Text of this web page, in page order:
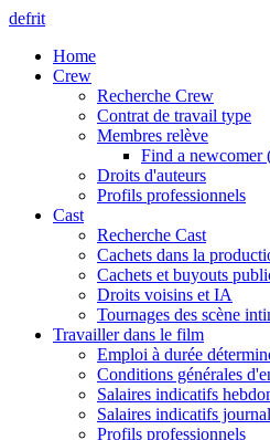
defrit
Home
Crew
Recherche Crew
Contrat de travail type
Membres relève
Find a newcomer
Droits d'auteurs
Profils professionnels
Cast
Recherche Cast
Cachets dans la
Cachets et buyouts
Droits voisins et IA
Tournages des scène
Travailler dans le film
Emploi à durée
Conditions générales
Salaires indicatifs
Salaires indicatifs
Profils professionnels